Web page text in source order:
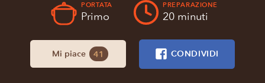
PORTATA
Primo
PREPARAZIONE
20 minuti
Mi piace 41 CONDIVIDI